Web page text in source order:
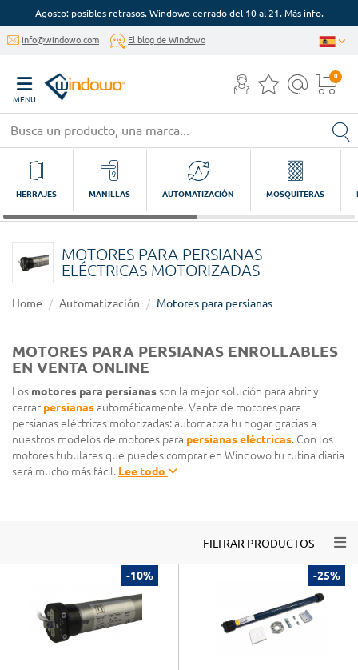
Agosto: posibles retrasos. Windowo cerrado del 10 al 21. Más info.
info@windowo.com El blog de Windowo
MENU
0
HERRAJES MANILLAS AUTOMATIZACIÓN MOSQUITERAS
MOTORES PARA PERSIANAS
ELÉCTRICAS MOTORIZADAS
Home Automatización Motores para persianas
MOTORES PARA PERSIANAS ENROLLABLES
EN VENTA ONLINE
Los motores para persianasson la mejor solución para abrir y
cerrar persianasautomáticamente. Venta de motores para
persianas eléctricas motorizadas: automatiza tu hogar gracias a
nuestros modelos de motores para persianas eléctricas. Con los
motores tubulares que puedes comprar en Windowo tu rutina diaria
será mucho más fácil. Lee todo
FILTRAR PRODUCTOS
-10% -25%